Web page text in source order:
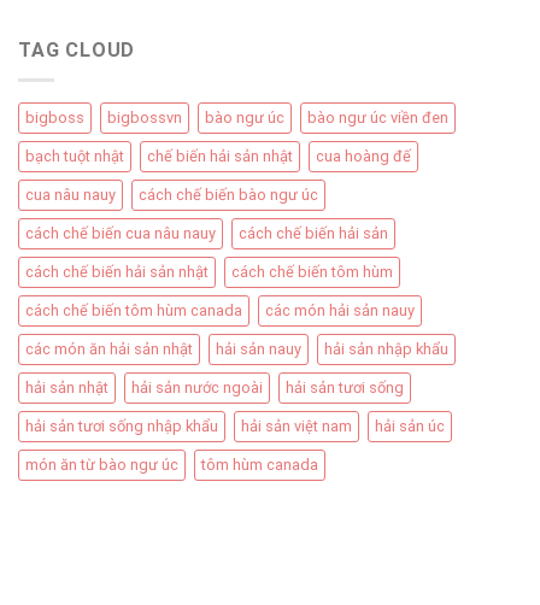
TAG CLOUD
bigboss bigbossvn bào ngư úc bào ngư úc viền đen
bạch tuột nhật chế biến hải sản nhật cua hoàng đế
cua nâu nauy cách chế biến bào ngư úc
cách chế biến cua nâu nauy cách chế biến hải sản
cách chế biến hải sản nhật cách chế biến tôm hùm
cách chế biến tôm hùm canada các món hải sản nauy
các món ăn hải sản nhật hải sản nauy hải sản nhập khẩu
hải sản nhật hải sản nước ngoài hải sản tươi sống
hải sản tươi sống nhập khẩu hải sản việt nam hải sản úc
món ăn từ bào ngư úc tôm hùm canada